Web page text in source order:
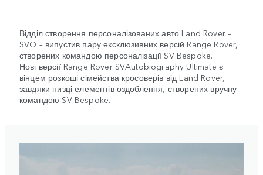
Відділ створення персоналізованих авто Land Rover –
SVO – випустив пару ексклюзивних версій Range Rover,
створених командою персоналізації SV Bespoke.
Нові версії Range Rover SVAutobiography Ultimate є
вінцем розкоші сімейства кросоверів від Land Rover,
завдяки низці елементів оздоблення, створених вручну
командою SV Bespoke.